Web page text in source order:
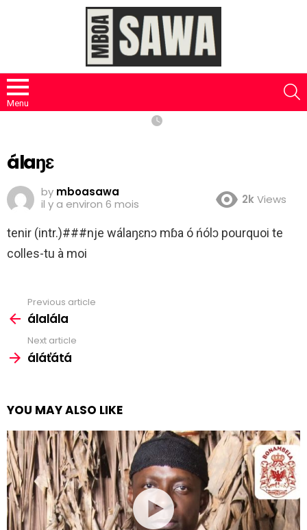
Menu
álaŋɛ
by mboasawa
il y a environ 6 mois
2kViews
tenir (intr.)###nje wálaŋɛnɔ mɓa ó ńólɔ pourquoi te
colles-tu à moi
more
Previous article
álalála
Next article
áláťátá
YOU MAY ALSO LIKE